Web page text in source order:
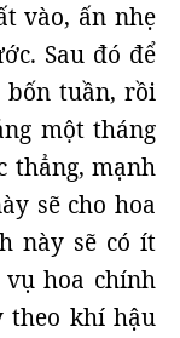
vào, ấn nhẹ
Sau đó để
bốn tuần, rồi
một tháng
thẳng, mạnh
sẽ cho hoa
này sẽ có ít
hoa chính
theo khí hậu